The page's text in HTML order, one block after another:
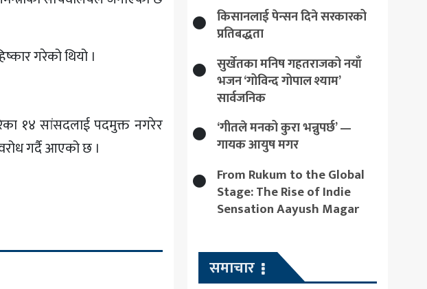
गरेको थियो ।
१४ सांसदलाई पदमुक्त नगरेर
गर्दै आएको छ ।
किसानलाई पेन्सन दिने सरकारको
प्रतिबद्धता
सुर्खेतका मनिष गहतराजको नयाँ
भजन ‘गोविन्द गोपाल श्याम’
सार्वजनिक
‘गीतले मनको कुरा भन्नुपर्छ’ —
गायक आयुष मगर
From Rukum to the Global
Stage: The Rise of Indie
Sensation Aayush Magar
समाचार